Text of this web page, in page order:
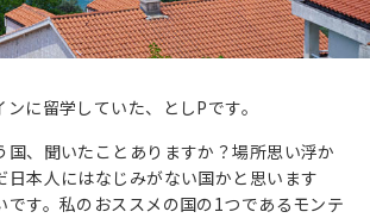
に留学していた、としPです。
国、聞いたことありますか？場所思い浮か
日本人にはなじみがない国かと思います
です。私のおススメの国の1つであるモンテ